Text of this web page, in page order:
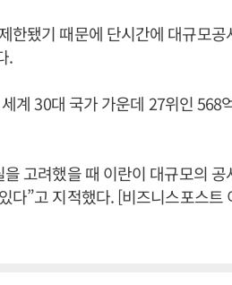
한됐기 때문에 단시간에 대규모공
.
계 30대 국가 가운데 27위인 568
고려했을 때 이란이 대규모의 공
다”고 지적했다. [비즈니스포스트